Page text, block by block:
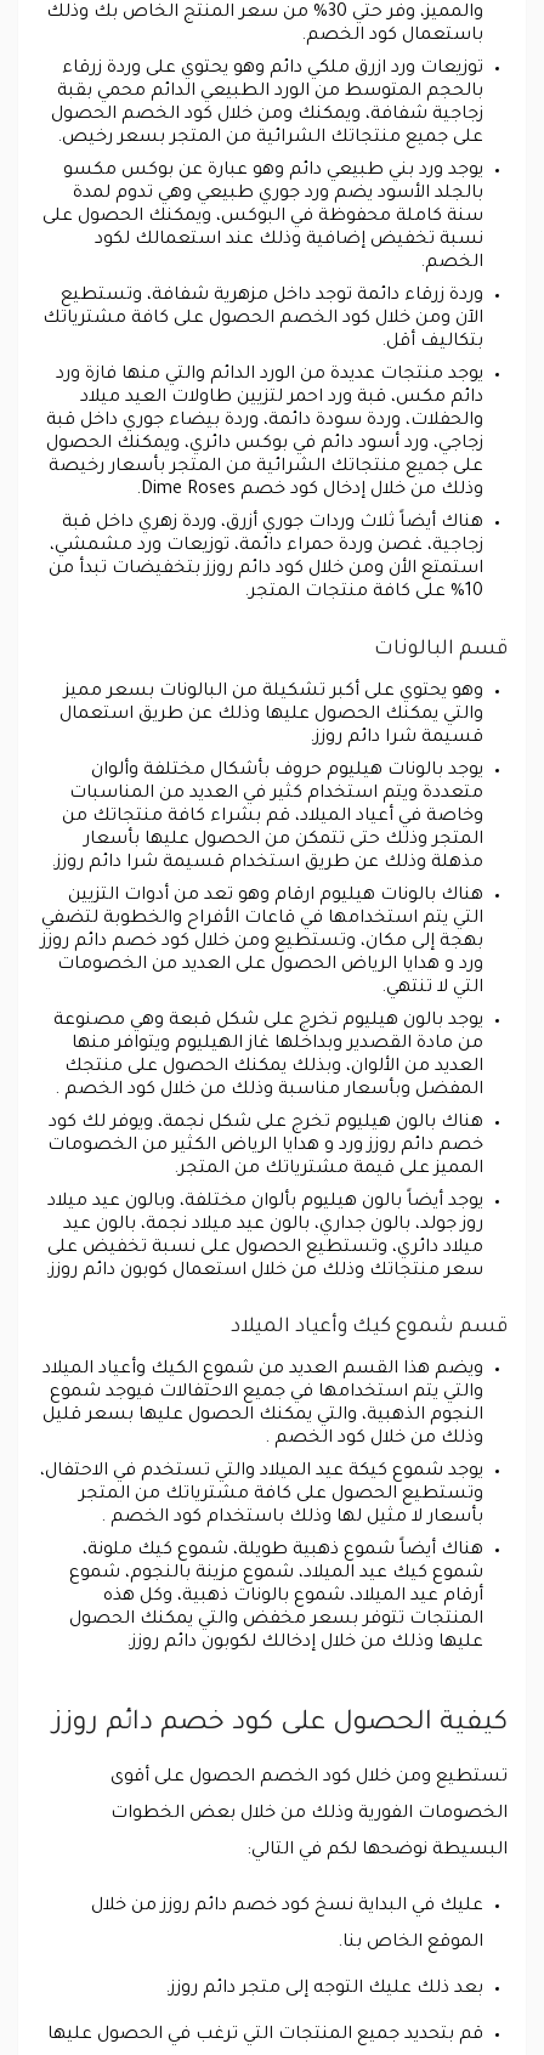
والمميز، وفر حتي 30% من سعر المنتج الخاص بك وذلك
باستعمال كود الخصم.
توزيعات ورد ازرق ملكي دائم وهو يحتوي على وردة زرقاء
بالحجم المتوسط من الورد الطبيعي الدائم محمي بقبة
زجاجية شفافة، ويمكنك ومن خلال كود الخصم الحصول
على جميع منتجاتك الشرائية من المتجر بسعر رخيص.
يوجد ورد بني طبيعي دائم وهو عبارة عن بوكس مكسو
بالجلد الأسود يضم ورد جوري طبيعي وهي تدوم لمدة
سنة كاملة محفوظة في البوكس، ويمكنك الحصول على
نسبة تخفيض إضافية وذلك عند استعمالك لكود
الخصم.
وردة زرقاء دائمة توجد داخل مزهرية شفافة، وتستطيع
الآن ومن خلال كود الخصم الحصول على كافة مشترياتك
بتكاليف أقل.
يوجد منتجات عديدة من الورد الدائم والتي منها فازة ورد
دائم مكس، قبة ورد احمر لتزيين طاولات العيد ميلاد
والحفلات، وردة سودة دائمة، وردة بيضاء جوري داخل قبة
زجاجي، ورد أسود دائم في بوكس دائري، ويمكنك الحصول
على جميع منتجاتك الشرائية من المتجر بأسعار رخيصة
وذلك من خلال إدخال كود خصم Dime Roses.
هناك أيضاً ثلاث وردات جوري أزرق، وردة زهري داخل قبة
زجاجية، غصن وردة حمراء دائمة، توزيعات ورد مشمشي،
استمتع الأن ومن خلال كود دائم روزز بتخفيضات تبدأ من
10% على كافة منتجات المتجر.
قسم البالونات
وهو يحتوي على أكبر تشكيلة من البالونات بسعر مميز
والتي يمكنك الحصول عليها وذلك عن طريق استعمال
قسيمة شرا دائم روزز.
يوجد بالونات هيليوم حروف بأشكال مختلفة وألوان
متعددة ويتم استخدام كثير في العديد من المناسبات
وخاصة في أعياد الميلاد، قم بشراء كافة منتجاتك من
المتجر وذلك حتى تتمكن من الحصول عليها بأسعار
مذهلة وذلك عن طريق استخدام قسيمة شرا دائم روزز.
هناك بالونات هيليوم ارقام وهو تعد من أدوات التزيين
التي يتم استخدامها في قاعات الأفراح والخطوبة لتضفي
بهجة إلى مكان، وتستطيع ومن خلال كود خصم دائم روزز
ورد و هدايا الرياض الحصول على العديد من الخصومات
التي لا تنتهي.
يوجد بالون هيليوم تخرج على شكل قبعة وهي مصنوعة
من مادة القصدير وبداخلها غاز الهيليوم ويتوافر منها
العديد من الألوان، وبذلك يمكنك الحصول على منتجك
المفضل وبأسعار مناسبة وذلك من خلال كود الخصم .
هناك بالون هيليوم تخرج على شكل نجمة، ويوفر لك كود
خصم دائم روزز ورد و هدايا الرياض الكثير من الخصومات
المميز على قيمة مشترياتك من المتجر.
يوجد أيضاً بالون هيليوم بألوان مختلفة، وبالون عيد ميلاد
روز جولد، بالون جداري، بالون عيد ميلاد نجمة، بالون عيد
ميلاد دائري، وتستطيع الحصول على نسبة تخفيض على
سعر منتجاتك وذلك من خلال استعمال كوبون دائم روزز.
قسم شموع كيك وأعياد الميلاد
ويضم هذا القسم العديد من شموع الكيك وأعياد الميلاد
والتي يتم استخدامها في جميع الاحتفالات فيوجد شموع
النجوم الذهبية، والتي يمكنك الحصول عليها بسعر قليل
وذلك من خلال كود الخصم .
يوجد شموع كيكة عيد الميلاد والتي تستخدم في الاحتفال،
وتستطيع الحصول على كافة مشترياتك من المتجر
بأسعار لا مثيل لها وذلك باستخدام كود الخصم .
هناك أيضاً شموع ذهبية طويلة، شموع كيك ملونة،
شموع كيك عيد الميلاد، شموع مزينة بالنجوم، شموع
أرقام عيد الميلاد، شموع بالونات ذهبية، وكل هذه
المنتجات تتوفر بسعر مخفض والتي يمكنك الحصول
عليها وذلك من خلال إدخالك لكوبون دائم روزز.
كيفية الحصول على كود خصم دائم روزز
تستطيع ومن خلال كود الخصم الحصول على أقوى
الخصومات الفورية وذلك من خلال بعض الخطوات
البسيطة نوضحها لكم في التالي:
عليك في البداية نسخ كود خصم دائم روزز من خلال
الموقع الخاص بنا.
بعد ذلك عليك التوجه إلى متجر دائم روزز.
قم بتحديد جميع المنتجات التي ترغب في الحصول عليها